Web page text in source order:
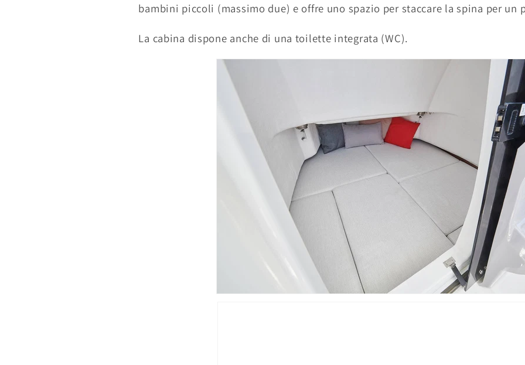
bambini piccoli (massimo due) e offre uno spazio per staccare la spina per un
La cabina dispone anche di una toilette integrata (WC).